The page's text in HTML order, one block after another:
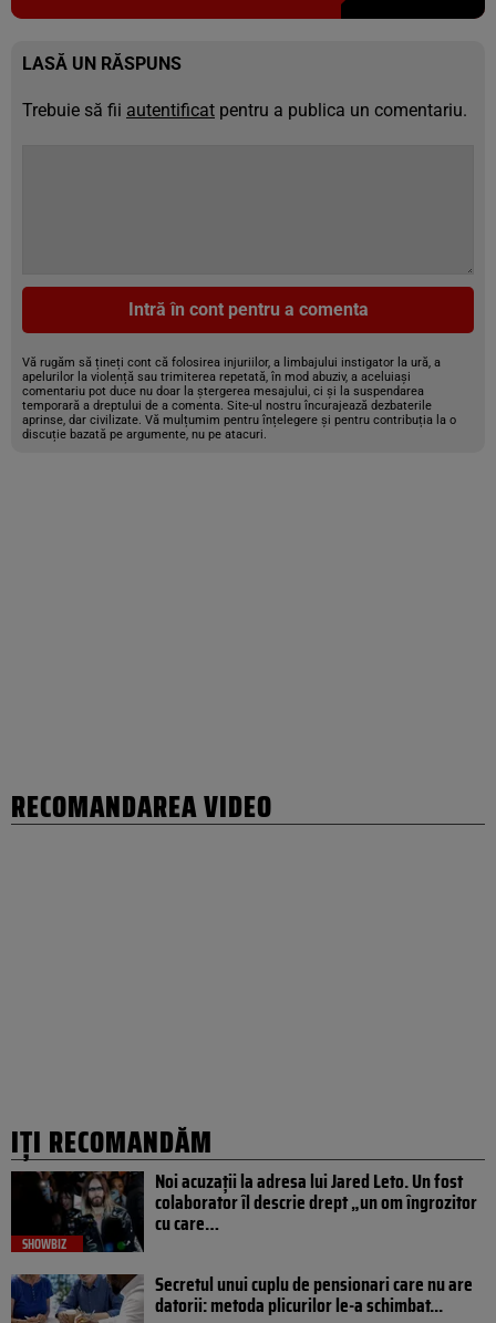
LASĂ UN RĂSPUNS
Trebuie să fii autentificat pentru a publica un comentariu.
Intră în cont pentru a comenta
Vă rugăm să țineți cont că folosirea injuriilor, a limbajului instigator la ură, a
apelurilor la violență sau trimiterea repetată, în mod abuziv, a aceluiași
comentariu pot duce nu doar la ștergerea mesajului, ci și la suspendarea
temporară a dreptului de a comenta. Site-ul nostru încurajează dezbaterile
aprinse, dar civilizate. Vă mulțumim pentru înțelegere și pentru contribuția la o
discuție bazată pe argumente, nu pe atacuri.
RECOMANDAREA VIDEO
IȚI RECOMANDĂM
SHOWBIZ
Noi acuzații la adresa lui Jared Leto. Un fost
colaborator îl descrie drept „un om îngrozitor
cu care…
Secretul unui cuplu de pensionari care nu are
datorii: metoda plicurilor le-a schimbat...